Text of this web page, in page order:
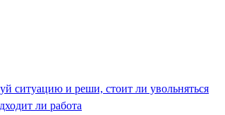
ситуацию и реши, стоит ли увольняться
ли работа